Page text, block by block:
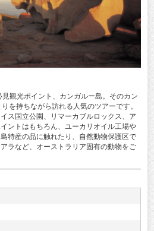
観光ポイント、カンガルー島。そのカン
を持ちながら訪れる人気のツアーです。
ス国立公園、リマーカブルロックス、ア
ントはもちろん、ユーカリオイル工場や
特産の品に触れたり、自然動物保護区で
ラなど、オーストラリア固有の動物をご